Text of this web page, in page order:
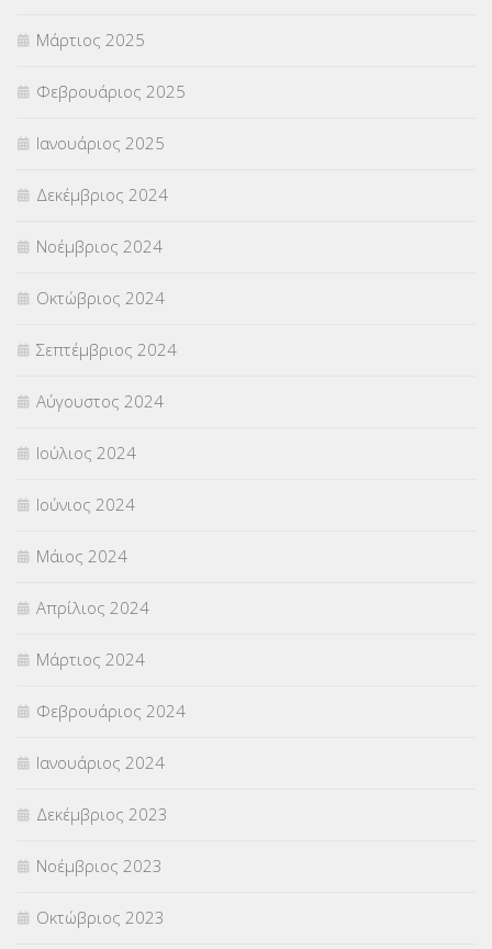
Μάρτιος 2025
Φεβρουάριος 2025
Ιανουάριος 2025
Δεκέμβριος 2024
Νοέμβριος 2024
Οκτώβριος 2024
Σεπτέμβριος 2024
Αύγουστος 2024
Ιούλιος 2024
Ιούνιος 2024
Μάιος 2024
Απρίλιος 2024
Μάρτιος 2024
Φεβρουάριος 2024
Ιανουάριος 2024
Δεκέμβριος 2023
Νοέμβριος 2023
Οκτώβριος 2023